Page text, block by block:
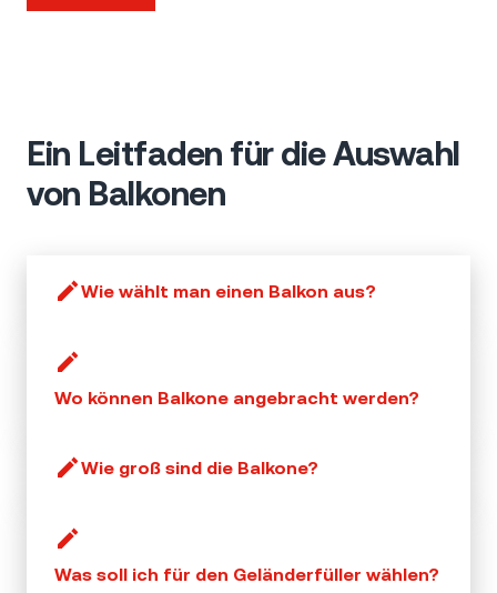
Ein Leitfaden für die Auswahl
von Balkonen
Wie wählt man einen Balkon aus?
Wo können Balkone angebracht werden?
Wie groß sind die Balkone?
Was soll ich für den Geländerfüller wählen?